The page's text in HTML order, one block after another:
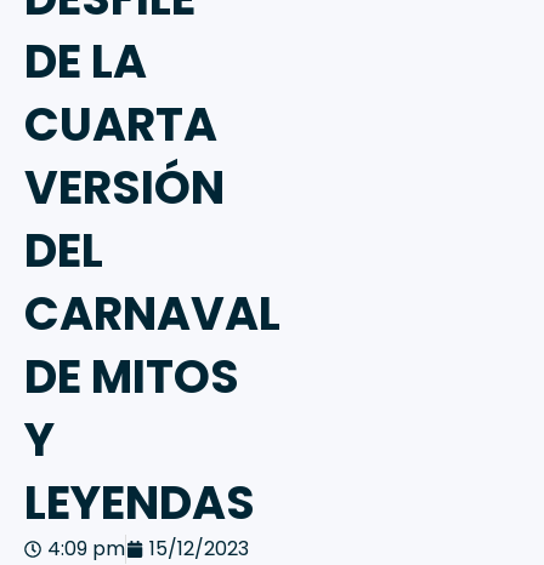
DE LA
CUARTA
VERSIÓN
DEL
CARNAVAL
DE MITOS
Y
LEYENDAS
4:09 pm 15/12/2023